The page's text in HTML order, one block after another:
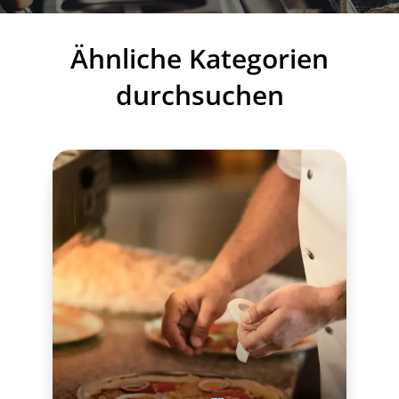
Ähnliche Kategorien
durchsuchen